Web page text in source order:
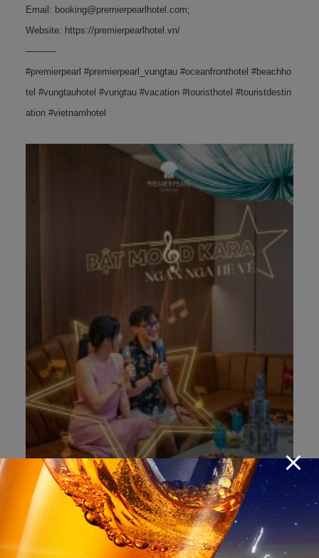
Email: booking@premierpearlhotel.com;
Website: https://premierpearlhotel.vn/
———-
#premierpearl #premierpearl_vungtau #oceanfronthotel #beachho
tel #vungtauhotel #vungtau #vacation #touristhotel #touristdestin
ation #vietnamhotel